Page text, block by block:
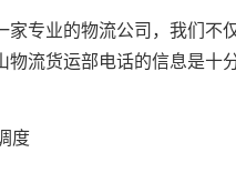
专业的物流公司，我们不
流货运部电话的信息是十
度